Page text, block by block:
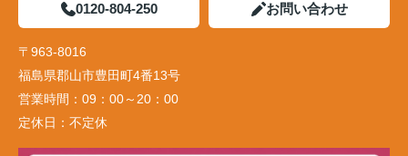
0120-804-250 お問い合わせ
〒963-8016
福島県郡山市豊田町4番13号
営業時間： 09：00～20：00
定休日： 不定休